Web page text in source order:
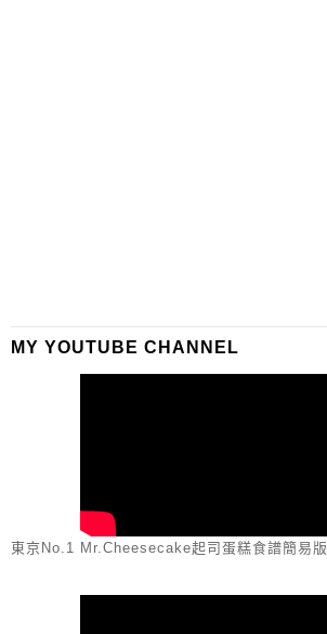
MY YOUTUBE CHANNEL
東京No.1 Mr.Cheesecake起司蛋糕食譜簡易版